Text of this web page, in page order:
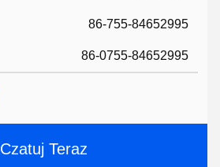
86-755-84652995
86-0755-84652995
Czatuj Teraz